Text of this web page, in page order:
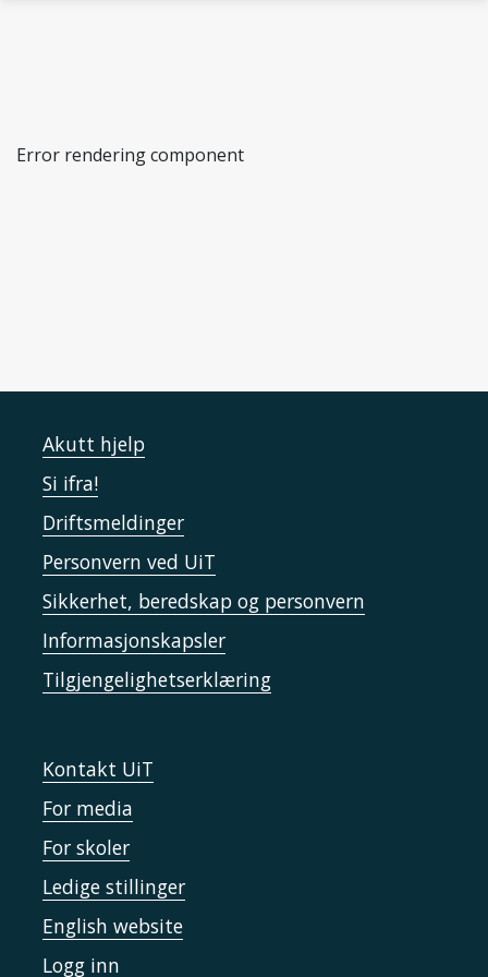
Error rendering component
Akutt hjelp
Si ifra!
Driftsmeldinger
Personvern ved UiT
Sikkerhet, beredskap og personvern
Informasjonskapsler
Tilgjengelighetserklæring
Kontakt UiT
For media
For skoler
Ledige stillinger
English website
Logg inn